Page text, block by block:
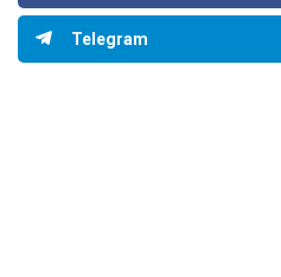
Telegram